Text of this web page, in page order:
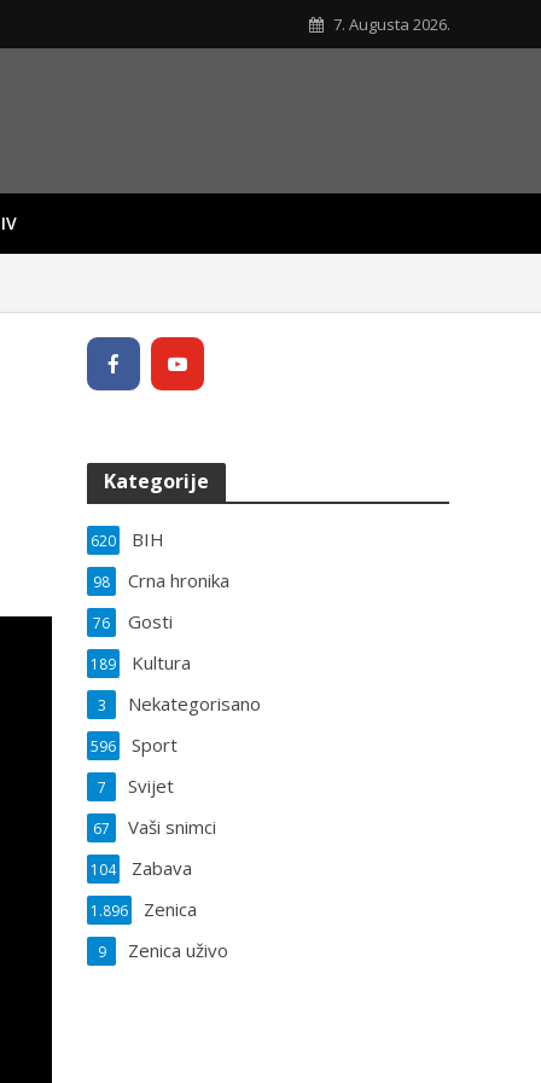
7. Augusta 2026.
Kategorije
BIH
620
Crna hronika
98
Gosti
76
Kultura
189
Nekategorisano
3
Sport
596
Svijet
7
Vaši snimci
67
Zabava
104
Zenica
1.896
Zenica uživo
9